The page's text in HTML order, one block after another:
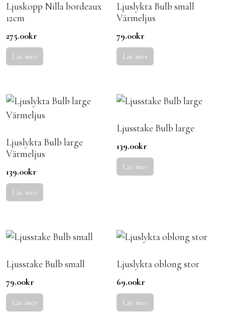
Ljuskopp Nilla bordeaux
12cm
275.00kr
Läs mer
Ljuslykta Bulb small
Värmeljus
79.00kr
Läs mer
Ljuslykta Bulb large
Värmeljus
139.00kr
Läs mer
Ljusstake Bulb large
139.00kr
Läs mer
Ljusstake Bulb small
79.00kr
Läs mer
Ljuslykta oblong stor
69.00kr
Läs mer